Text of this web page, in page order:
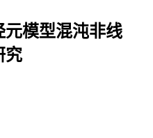
元模型混沌非线
究